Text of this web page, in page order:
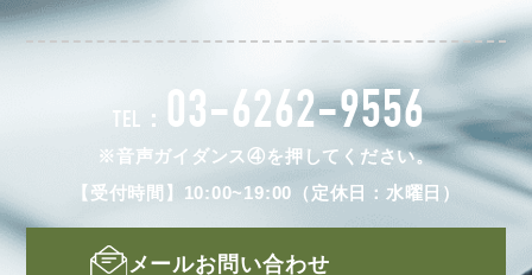
TEL： 03-6262-9556
※音声ガイダンス④を押してください。
【受付時間】10:00~19:00（定休日：水曜日）
メールお問い合わせ